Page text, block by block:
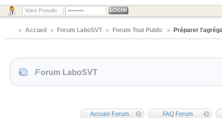
Accueil Forum LaboSVT Forum Tout Public Préparer
Forum LaboSVT
Accueil Forum FAQ Forum